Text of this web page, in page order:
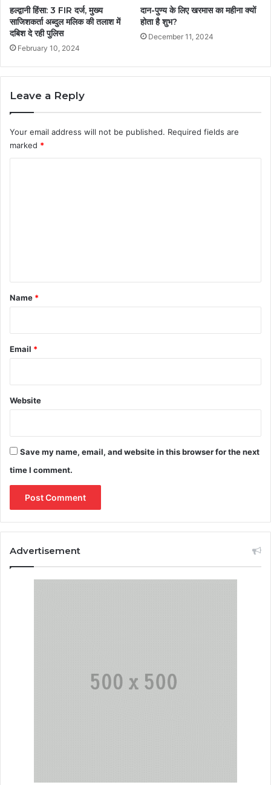
हल्द्वानी हिंसा: 3 FIR दर्ज, मुख्य
साजिशकर्ता अब्दुल मलिक की तलाश में
दबिश दे रही पुलिस
February 10, 2024
दान-पुण्य के लिए खरमास का महीना क्यों
होता है शुभ?
December 11, 2024
Leave a Reply
Your email address will not be published. Required fields are
marked *
*
Name *
Email *
Website
Save my name, email, and website in this browser for the next
time I comment.
Advertisement